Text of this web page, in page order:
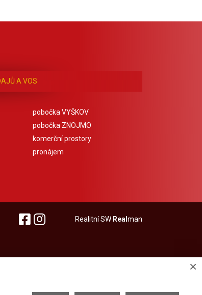
A VOS
pobočka VYŠKOV
pobočka ZNOJMO
komerční prostory
pronájem
Realitní SW Real man
×